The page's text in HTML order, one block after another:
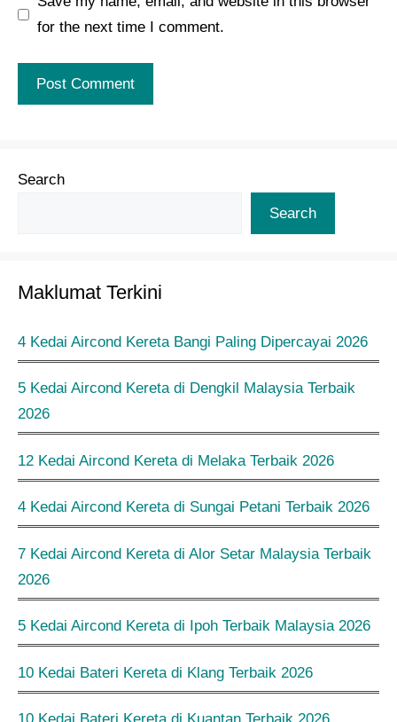
for the next time I comment.
Search
Search
Maklumat Terkini
4 Kedai Aircond Kereta Bangi Paling Dipercayai 2026
5 Kedai Aircond Kereta di Dengkil Malaysia Terbaik
2026
12 Kedai Aircond Kereta di Melaka Terbaik 2026
4 Kedai Aircond Kereta di Sungai Petani Terbaik 2026
7 Kedai Aircond Kereta di Alor Setar Malaysia Terbaik
2026
5 Kedai Aircond Kereta di Ipoh Terbaik Malaysia 2026
10 Kedai Bateri Kereta di Klang Terbaik 2026